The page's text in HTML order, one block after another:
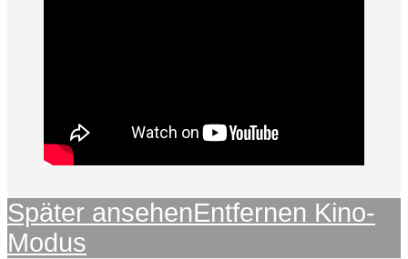
Später ansehenEntfernen Kino-
Modus